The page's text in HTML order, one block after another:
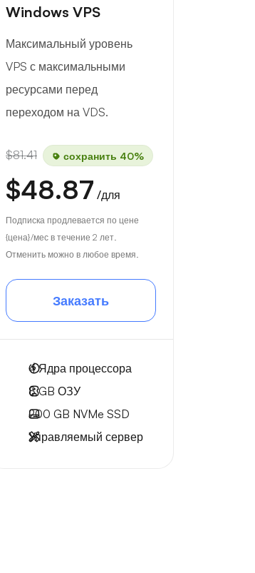
Windows VPS
Максимальный уровень
VPS с максимальными
ресурсами перед
переходом на VDS.
$81.41 сохранить 40%
$48.87 /для
Подписка продлевается по цене
{цена}/мес в течение 2 лет.
Отменить можно в любое время.
Заказать
4Ядра процессора
8 GB ОЗУ
200 GB NVMe SSD
Управляемый сервер